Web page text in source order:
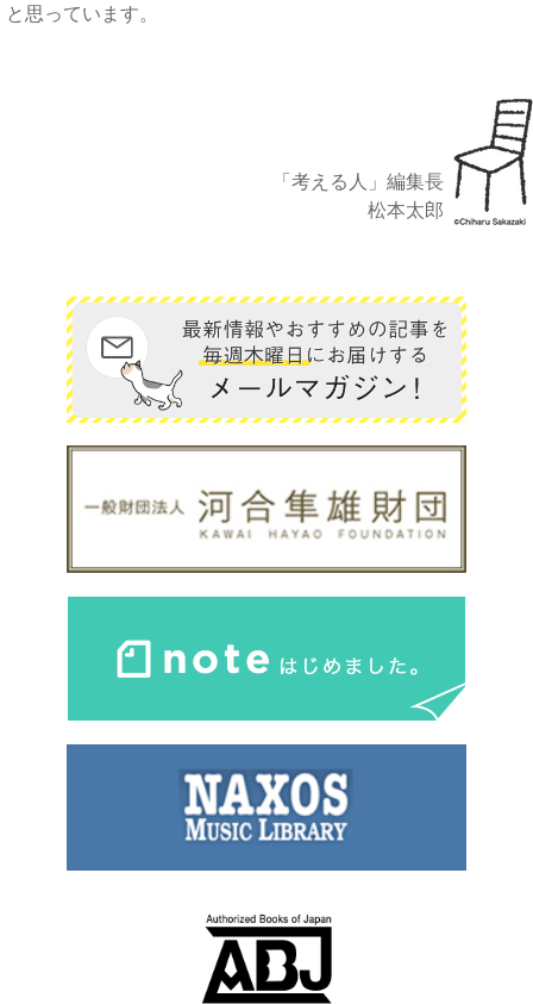
と思っています。
「考える人」編集長
松本太郎